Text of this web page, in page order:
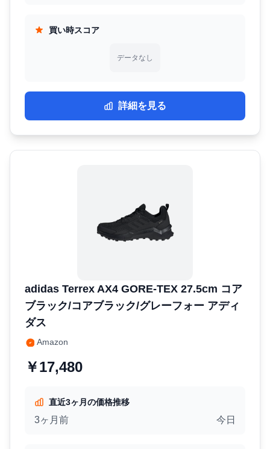
買い時スコア
データなし
詳細を見る
adidas Terrex AX4 GORE-TEX 27.5cm コア
ブラック/コアブラック/グレーフォー アディ
ダス
Amazon
￥17,480
直近3ヶ月の価格推移
3ヶ月前 今日